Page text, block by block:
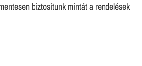
biztosítunk mintát a rendelések